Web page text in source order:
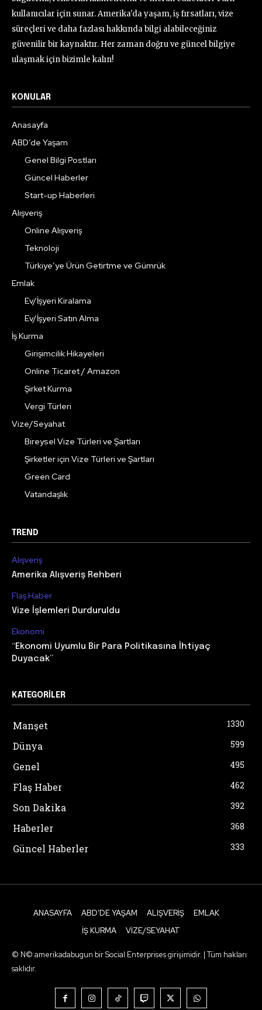
kullanıcılar için sunar. Amerika'da yaşam, iş fırsatları, vize
süreçleri ve daha fazlası hakkında bilgi alabileceğiniz
güvenilir bir kaynaktır. Her zaman doğru ve güncel bilgiye
ulaşmak için bizimle kalın!
KONULAR
Anasayfa
ABD’de Yaşam
Genel Bilgi Postları
Güncel Haberler
Start-up Haberleri
Alışveriş
Online Alışveriş
Teknoloji
Türkiye’ye Ürün Getirtme ve Gümrük
Emlak
Ev/İşyeri Kiralama
Ev/İşyeri Satın Alma
İş Kurma
Girişimcilik Hikayeleri
Online Ticaret / Amazon
Şirket Kurma
Vergi Türleri
Vize/Seyahat
Bireysel Vize Türleri ve Şartları
Şirketler için Vize Türleri ve Şartları
Green Card
Vatandaşlık
TREND
Alışveriş
Amerika Alışveriş Rehberi
Flaş Haber
Vize İşlemleri Durduruldu
Ekonomi
“Ekonomi Uyumlu Bir Para Politikasına İhtiyaç
Duyacak”
KATEGORILER
Manşet 1330
Dünya 599
Genel 495
Flaş Haber 462
Son Dakika 392
Haberler 368
Güncel Haberler 333
ANASAYFA ABD’DE YAŞAM ALIŞVERIŞ
EMLAK
İŞ KURMA
VIZE/SEYAHAT
© N© amerikadabugun bir Social Enterprises girişimidir. | Tüm hakları
saklıdır.